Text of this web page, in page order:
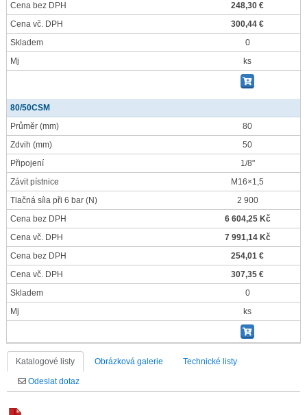
Cena bez DPH
248,30 €
Cena vč. DPH
300,44 €
Skladem
0
Mj
ks
80/50CSM
Průměr (mm)
80
Zdvih (mm)
50
Připojení
1/8"
Závit pístnice
M16×1,5
Tlačná síla při 6 bar (N)
2 900
Cena bez DPH
6 604,25 Kč
Cena vč. DPH
7 991,14 Kč
Cena bez DPH
254,01 €
Cena vč. DPH
307,35 €
Skladem
0
Mj
ks
Katalogové listy Obrázková galerie Technické listy
Odeslat dotaz